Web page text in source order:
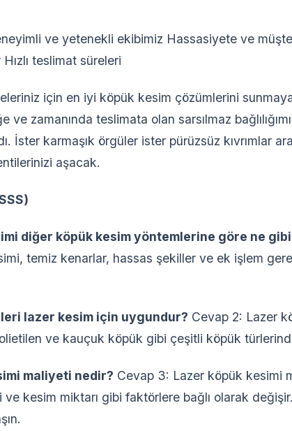
ve yetenekli ekibimiz Hassasiyete ve
teslimat süreleri
için en iyi köpük kesim çözümlerini sunmaya
ve zamanında teslimata olan sarsılmaz
İster karmaşık örgüler ister pürüzsüz kıvrımlar
aşacak.
diğer köpük kesim yöntemlerine göre ne
temiz kenarlar, hassas şekiller ve ek işlem
lazer kesim için uygundur? Cevap 2: Lazer
ve kauçuk köpük gibi çeşitli köpük
maliyeti nedir? Cevap 3: Lazer köpük kesimi
ve kesim miktarı gibi faktörlere bağlı olarak